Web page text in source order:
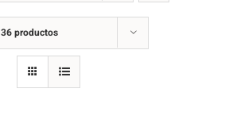
36 productos